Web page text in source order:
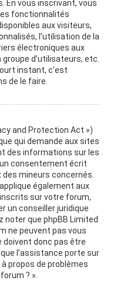
En vous inscrivant, vous
fonctionnalités
aux visiteurs,
l’utilisation de la
électroniques aux
d’utilisateurs, etc.
instant, c’est
de le faire.
and Protection Act »)
qui demande aux sites
des informations sur les
consentement écrit
mineurs concernés.
également aux
sur votre forum,
un conseiller juridique
noter que phpBB Limited
ne peuvent pas vous
doivent donc pas être
l’assistance porte sur
propos de problèmes
? ».